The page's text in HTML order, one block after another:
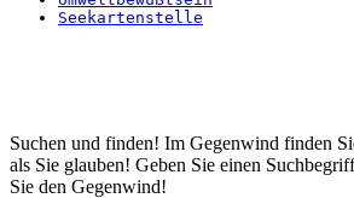
Seekartenstelle
Startseite
Suchen und finden! Im Gegenwind finden
als Sie glauben! Geben Sie einen
Sie den Gegenwind!